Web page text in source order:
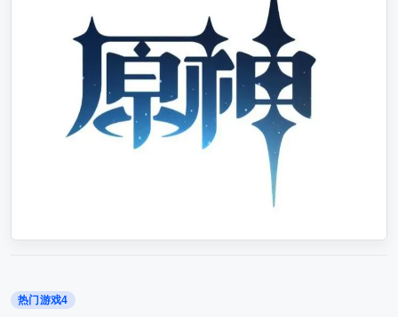
热门游戏4